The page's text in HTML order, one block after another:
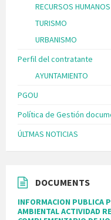
RECURSOS HUMANOS
TURISMO
URBANISMO
Perfil del contratante
AYUNTAMIENTO
PGOU
Política de Gestión
ÚLTMAS NOTICIAS
DOCUMENTS
INFORMACION PUBLICA
AMBIENTAL ACTIVIDAD